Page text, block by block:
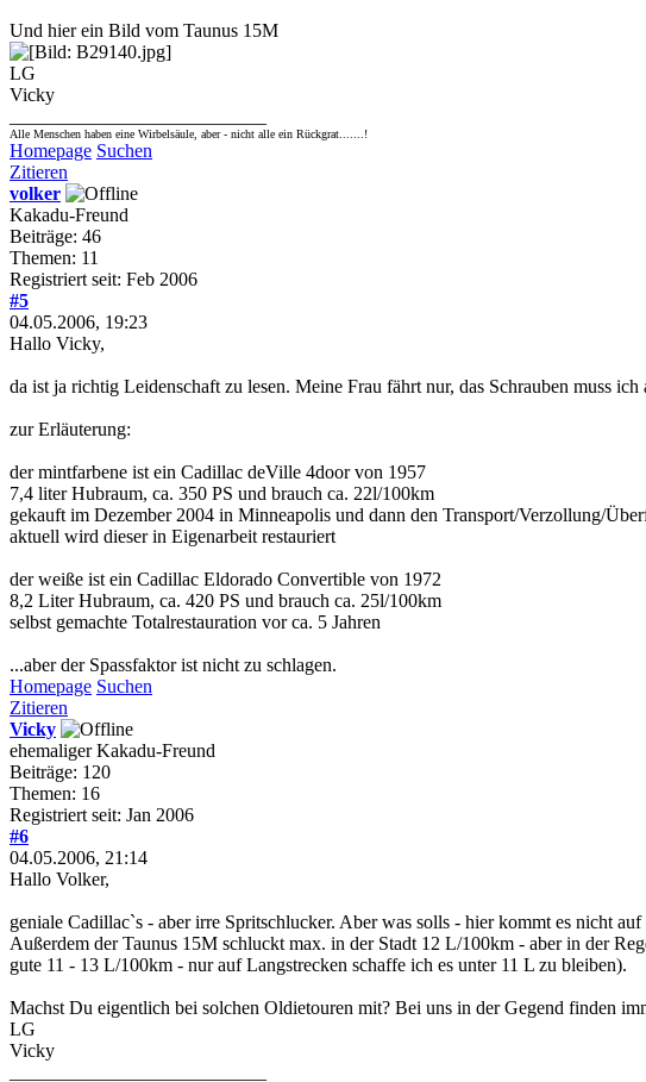
Und hier ein Bild vom Taunus 15M
LG
Vicky
Alle Menschen haben eine Wirbelsäule, aber - nicht alle ein Rückgrat.......!
Homepage Suchen
Zitieren
volker
Kakadu-Freund
Beiträge: 46
Themen: 11
Registriert seit: Feb 2006
#5
04.05.2006, 19:23
Hallo Vicky,
da ist ja richtig Leidenschaft zu lesen. Meine Frau fährt nur, das Schrauben muss ich
zur Erläuterung:
der mintfarbene ist ein Cadillac deVille 4door von 1957
7,4 liter Hubraum, ca. 350 PS und brauch ca. 22l/100km
gekauft im Dezember 2004 in Minneapolis und dann den Transport/Verzollung/
aktuell wird dieser in Eigenarbeit restauriert
der weiße ist ein Cadillac Eldorado Convertible von 1972
8,2 Liter Hubraum, ca. 420 PS und brauch ca. 25l/100km
selbst gemachte Totalrestauration vor ca. 5 Jahren
...aber der Spassfaktor ist nicht zu schlagen.
Homepage Suchen
Zitieren
Vicky
ehemaliger Kakadu-Freund
Beiträge: 120
Themen: 16
Registriert seit: Jan 2006
#6
04.05.2006, 21:14
Hallo Volker,
geniale Cadillac`s - aber irre Spritschlucker. Aber was solls - hier kommt es nicht
Außerdem der Taunus 15M schluckt max. in der Stadt 12 L/100km - aber in der
gute 11 - 13 L/100km - nur auf Langstrecken schaffe ich es unter 11 L zu bleiben).
Machst Du eigentlich bei solchen Oldietouren mit? Bei uns in der Gegend finden
LG
Vicky